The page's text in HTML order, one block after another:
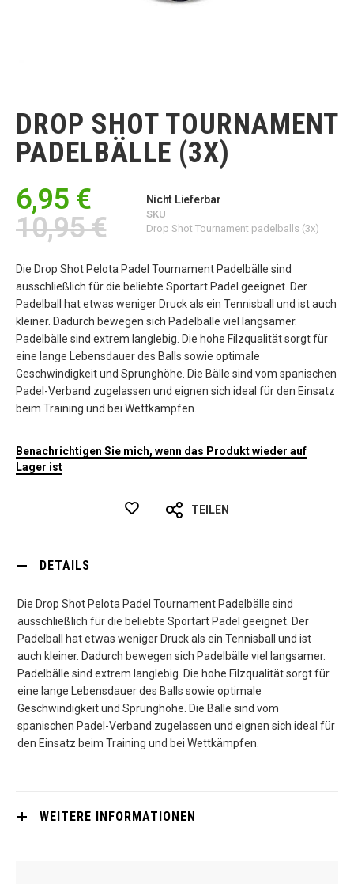
Bildgalerie
springen
DROP SHOT TOURNAMENT
PADELBÄLLE (3X)
6,95 €
10,95 €
Nicht Lieferbar
SKU
Drop Shot Tournament padelballs (3x)
Die Drop Shot Pelota Padel Tournament Padelbälle sind
ausschließlich für die beliebte Sportart Padel geeignet. Der
Padelball hat etwas weniger Druck als ein Tennisball und ist auch
kleiner. Dadurch bewegen sich Padelbälle viel langsamer.
Padelbälle sind extrem langlebig. Die hohe Filzqualität sorgt für
eine lange Lebensdauer des Balls sowie optimale
Geschwindigkeit und Sprunghöhe. Die Bälle sind vom spanischen
Padel-Verband zugelassen und eignen sich ideal für den Einsatz
beim Training und bei Wettkämpfen.
Benachrichtigen Sie mich, wenn das Produkt wieder auf
Lager ist
TEILEN
DETAILS
Die Drop Shot Pelota Padel Tournament Padelbälle sind
ausschließlich für die beliebte Sportart Padel geeignet. Der
Padelball hat etwas weniger Druck als ein Tennisball und ist
auch kleiner. Dadurch bewegen sich Padelbälle viel langsamer.
Padelbälle sind extrem langlebig. Die hohe Filzqualität sorgt für
eine lange Lebensdauer des Balls sowie optimale
Geschwindigkeit und Sprunghöhe. Die Bälle sind vom
spanischen Padel-Verband zugelassen und eignen sich ideal für
den Einsatz beim Training und bei Wettkämpfen.
WEITERE INFORMATIONEN